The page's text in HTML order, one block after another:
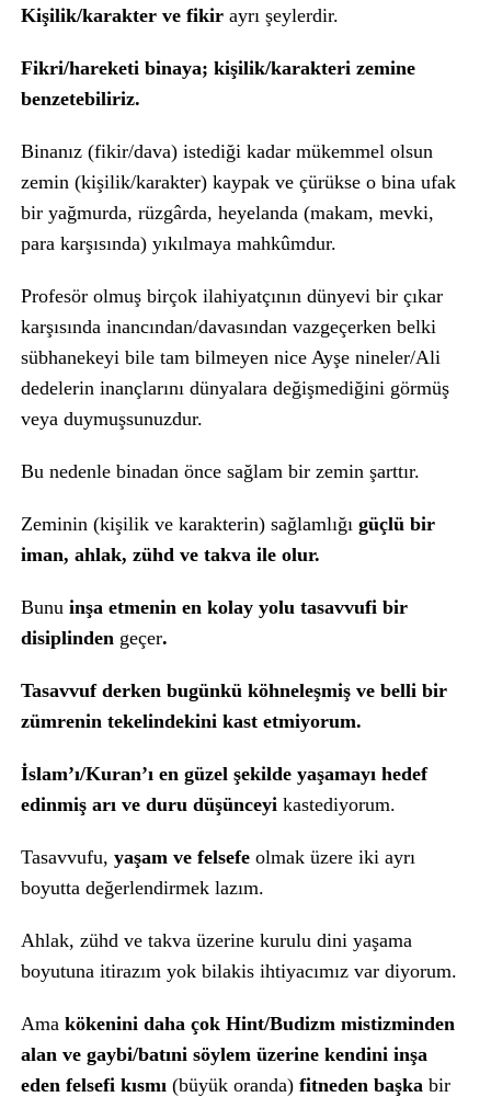
Kişilik/karakter ve fikirayrı şeylerdir.
Fikri/hareketi binaya; kişilik/karakteri zemine
benzetebiliriz.
Binanız (fikir/dava) istediği kadar mükemmel olsun
zemin (kişilik/karakter) kaypak ve çürükse o bina ufak
bir yağmurda, rüzgârda, heyelanda (makam, mevki,
para karşısında) yıkılmaya mahkûmdur.
Profesör olmuş birçok ilahiyatçının dünyevi bir çıkar
karşısında inancından/davasından vazgeçerken belki
sübhanekeyi bile tam bilmeyen nice Ayşe nineler/Ali
dedelerin inançlarını dünyalara değişmediğini görmüş
veya duymuşsunuzdur.
Bu nedenle binadan önce sağlam bir zemin şarttır.
Zeminin (kişilik ve karakterin) sağlamlığıgüçlü bir
iman, ahlak, zühd ve takva ile olur.
Bunuinşa etmenin en kolay yolu tasavvufi bir
disiplinden geçer.
Tasavvuf derken bugünkü köhneleşmiş ve belli bir
zümrenin tekelindekini kast etmiyorum.
İslam’ı/Kuran’ı en güzel şekilde yaşamayı hedef
edinmiş arı ve duru düşünceyi kastediyorum.
Tasavvufu, yaşam ve felsefe olmak üzere iki ayrı
boyutta değerlendirmek lazım.
Ahlak, zühd ve takva üzerine kurulu dini yaşama
boyutuna itirazım yok bilakis ihtiyacımız var diyorum.
Ama kökenini daha çok Hint/Budizm mistizminden
alan ve gaybi/batıni söylem üzerine kendini inşa
eden felsefi kısmı (büyük oranda) fitneden başkabir